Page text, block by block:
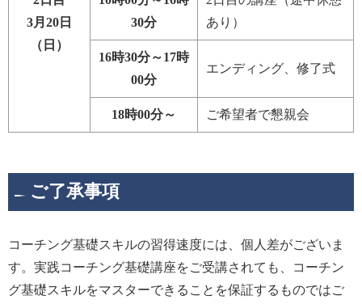
3月20日
（日）
30分
あり）
16時30分～17時
00分
エンディング、修了式
18時00分～ ご希望者で懇親会
ご了承事項
コーチング基礎スキルの習得速度には、個人差がございま
す。実践コーチング基礎講座をご受講されても、コーチン
グ基礎スキルをマスターできることを保証するものではご